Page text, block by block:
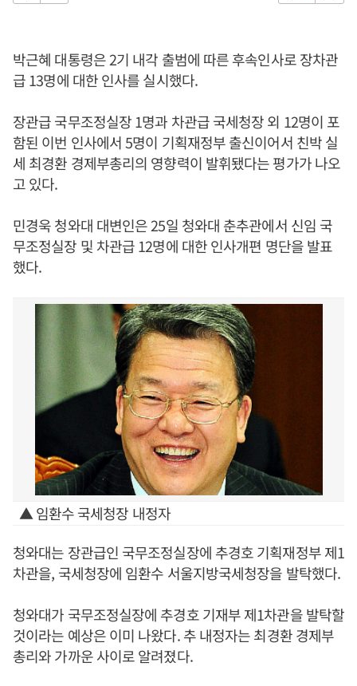
박근혜 대통령은 2기 내각 출범에 따른 후속인사로 장차관
급 13명에 대한 인사를 실시했다.
장관급 국무조정실장 1명과 차관급 국세청장 외 12명이 포
함된 이번 인사에서 5명이 기획재정부 출신이어서 친박 실
세 최경환 경제부총리의 영향력이 발휘됐다는 평가가 나오
고 있다.
민경욱 청와대 대변인은 25일 청와대 춘추관에서 신임 국
무조정실장 및 차관급 12명에 대한 인사개편 명단을 발표
했다.
▲ 임환수 국세청장 내정자
청와대는 장관급인 국무조정실장에 추경호 기획재정부 제1
차관을, 국세청장에 임환수 서울지방국세청장을 발탁했다.
청와대가 국무조정실장에 추경호 기재부 제1차관을 발탁할
것이라는 예상은 이미 나왔다. 추 내정자는 최경환 경제부
총리와 가까운 사이로 알려졌다.